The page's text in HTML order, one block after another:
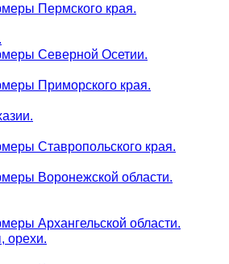
Пермского края.
Северной Осетии.
Приморского края.
Ставропольского края.
Воронежской области.
Архангельской области.
орехи.